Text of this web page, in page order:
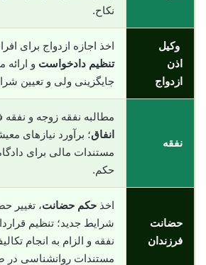
نکاح.
وکیل
اذن
ازدواج
اخذ اجازه ازدواج برای
تنظیم دادخواست و
جایگزینی ولی و تعیین
نفقه
مطالبه نفقه زوجه و نفقه
انفاق؛ برآورد نیازهای
مستندات مالی برای
حکم.
حضانت
فرزندان
اخذ حکم حضانت، تغییر
شرایط جدید؛ تنظیم
نفقه و الزام به انجام
مستندات روانشناسی در